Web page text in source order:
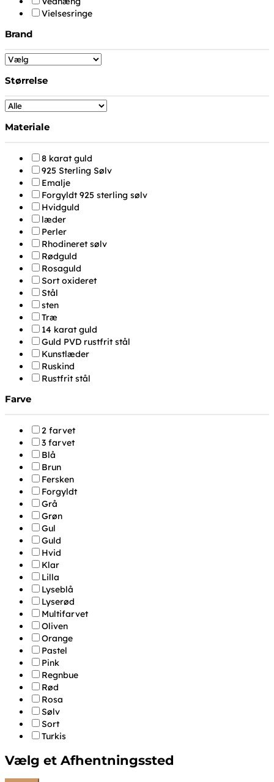
Vielsesringe
Brand
Størrelse
Materiale
8 karat guld
925 Sterling Sølv
Emalje
Forgyldt 925 sterling sølv
Hvidguld
læder
Perler
Rhodineret sølv
Rødguld
Rosaguld
Sort oxideret
Stål
sten
Træ
14 karat guld
Guld PVD rustfrit stål
Kunstlæder
Ruskind
Rustfrit stål
Farve
2 farvet
3 farvet
Blå
Brun
Fersken
Forgyldt
Grå
Grøn
Gul
Guld
Hvid
Klar
Lilla
Lyseblå
Lyserød
Multifarvet
Oliven
Orange
Pastel
Pink
Regnbue
Rød
Rosa
Sølv
Sort
Turkis
Vælg et Afhentningssted